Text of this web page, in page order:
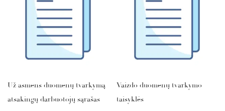
Už asmens duomenų tvarkymą
atsakingų darbuotojų sąrašas
Vaizdo duomenų tvarkymo
taisyklės